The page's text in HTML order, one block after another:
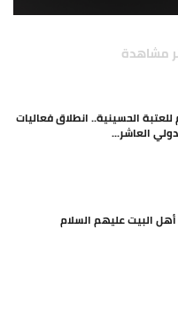
مشاهدة
للعتبة الحسينية.. انطلاق فعاليات
العاشر...
البيت عليهم السلام